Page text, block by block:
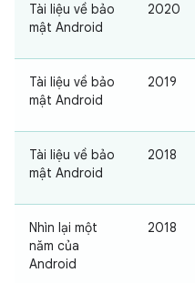
Tài liệu về bảo
mật Android
2020
Tài liệu về bảo
mật Android
2019
Tài liệu về bảo
mật Android
2018
Nhìn lại một
năm của
Android
2018